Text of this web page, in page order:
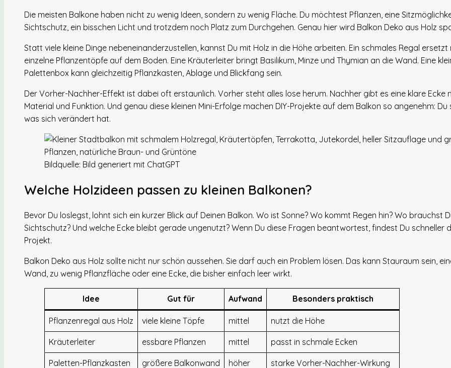
Die meisten Balkone haben nicht zu wenig Ideen, sondern zu wenig Fläche. Du möchtest Pflanzen, eine
Sichtschutz, ein bisschen Licht und trotzdem noch Platz zum Durchgehen. Genau hier wird Balkon Deko aus Holz
Statt viele kleine Dinge nebeneinanderzustellen, kannst Du mit Holz in die Höhe arbeiten. Ein schmales Regal ersetzt
einzelne Pflanzentöpfe auf dem Boden. Eine Kräuterleiter bringt Basilikum, Minze und Thymian an die Wand. Eine
Palettenbox kann gleichzeitig Pflanzkasten, Ablage und Blickfang sein.
Der Vorher-Nachher-Effekt ist dabei oft erstaunlich. Vorher steht alles lose herum. Nachher gibt es eine klare Ecke
Material und Funktion. Und genau diese kleinen Mini-Erfolge machen DIY-Projekte auf dem Balkon so angenehm: Du
was sich verändert hat.
Bildquelle: Bild generiert mit ChatGPT
Welche Holzideen passen zu kleinen Balkonen?
Bevor Du loslegst, lohnt sich ein kurzer Blick auf Deinen Balkon. Wo ist Sonne? Wo kommt Regen hin? Wo brauchst
Sichtschutz? Und welche Ecke bleibt gerade ungenutzt? Wenn Du diese Fragen beantwortest, findest Du schneller
Projekt.
Balkon Deko aus Holz sollte nicht nur schön aussehen. Sie darf auch ein Problem lösen. Das kann Stauraum sein,
Wand, zu wenig Pflanzfläche oder eine Ecke, die bisher einfach leer wirkt.
Idee Gut für Aufwand Besonders praktisch
Pflanzenregal aus Holz viele kleine Töpfe mittel nutzt die Höhe
Kräuterleiter essbare Pflanzen mittel passt in schmale Ecken
Paletten-Pflanzkasten größere Balkonwand höher starke Vorher-Nachher-Wirkung